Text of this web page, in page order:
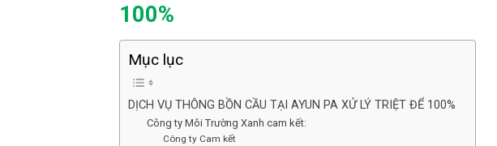
100%
Mục lục
DỊCH VỤ THÔNG BỒN CẦU TẠI AYUN PA XỬ LÝ TRIỆT ĐỂ 100%
Công ty Môi Trường Xanh cam kết:
Công ty Cam kết